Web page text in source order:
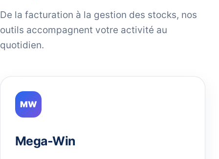
De la facturation à la gestion des stocks, nos
outils accompagnent votre activité au
quotidien.
MW
Mega-Win